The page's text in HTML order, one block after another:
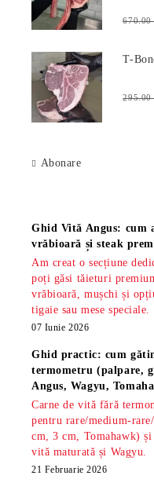
670.00
T-
295.00
Abonare
Ghid Vită Angus: cum
vrăbioară și steak
Am creat o secțiune
poți găsi tăieturi
vrăbioară, mușchi și
tigaie sau mese speciale.
07 Iunie 2026
Ghid practic: cum
termometru (palpare,
Angus, Wagyu,
Carne de vită fără
pentru rare/medium-
cm, 3 cm, Tomahawk)
vită maturată și Wagyu.
21 Februarie 2026